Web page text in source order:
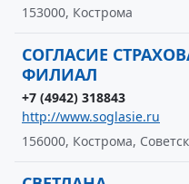
153000, Кострома
СОГЛАСИЕ
ФИЛИАЛ
+7 (4942) 318843
http://www.soglasie.ru
156000, Кострома,